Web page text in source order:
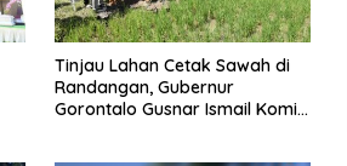
Tinjau Lahan Cetak Sawah di
Randangan, Gubernur
Gorontalo Gusnar Ismail Komit